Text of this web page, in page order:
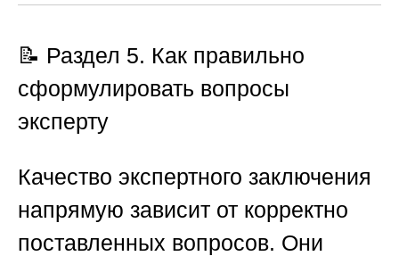
📝 Раздел 5. Как правильно
сформулировать вопросы
эксперту
Качество экспертного заключения
напрямую зависит от корректно
поставленных вопросов. Они